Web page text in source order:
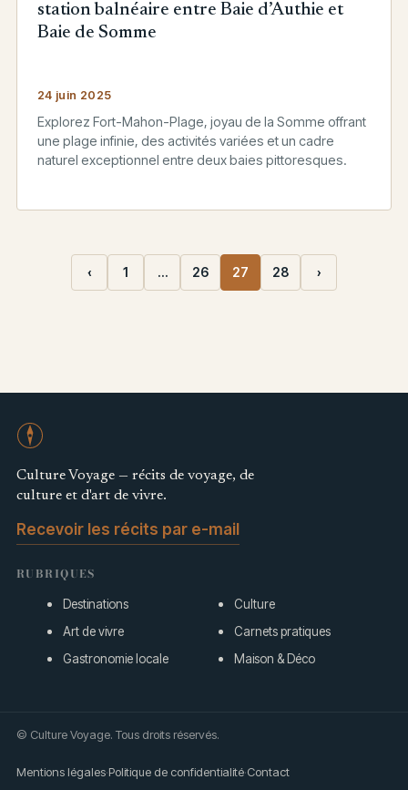
station balnéaire entre Baie d’Authie et
Baie de Somme
24 juin 2025
Explorez Fort-Mahon-Plage, joyau de la Somme offrant
une plage infinie, des activités variées et un cadre
naturel exceptionnel entre deux baies pittoresques.
‹ 1 … 26 27 28 ›
Culture Voyage — récits de voyage, de
culture et d'art de vivre.
Recevoir les récits par e-mail
RUBRIQUES
Destinations
Culture
Art de vivre
Carnets pratiques
Gastronomie locale
Maison & Déco
© Culture Voyage. Tous droits réservés.
Mentions légales·Politique de confidentialité·Contact